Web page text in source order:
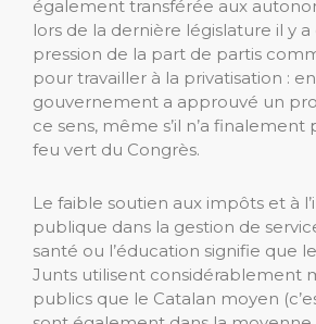
également transférée aux
lors de la dernière législature il y
pression de la part de partis
pour travailler à la privatisation :
gouvernement a approuvé un
ce sens, même s’il n’a finalement
feu vert du Congrès.
Le faible soutien aux impôts et à
publique dans la gestion de
santé ou l’éducation signifie que
Junts utilisent considérablement
publics que le Catalan moyen